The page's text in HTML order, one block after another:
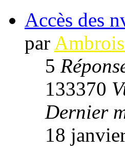
Accès des
par
5
133370
Dernier
18